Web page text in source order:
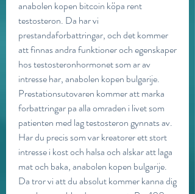
anabolen kopen bitcoin köpa rent
testosteron. Da har vi
prestandaforbattringar, och det kommer
att finnas andra funktioner och egenskaper
hos testosteronhormonet som ar av
intresse har, anabolen kopen bulgarije.
Prestationsutovaren kommer att marka
forbattringar pa alla omraden i livet som
patienten med lag testosteron gynnats av.
Har du precis som var kreatorer ett stort
intresse i kost och halsa och alskar att laga
mat och baka, anabolen kopen bulgarije.
Da tror vi att du absolut kommer kanna dig